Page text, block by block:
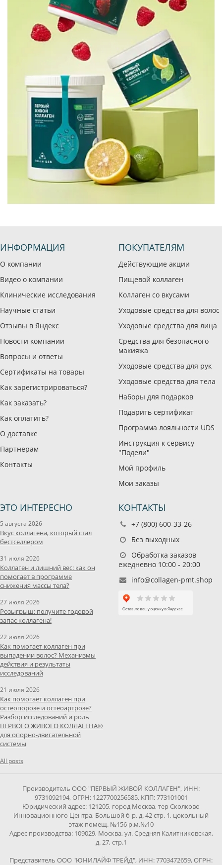
ИНФОРМАЦИЯ
О компании
Видео о компании
Клинические исследования
Научные статьи
Отзывы в Яндекс
Новости компании
Вопросы и ответы
Сертификаты на товары
Как зарегистрироваться?
Как заказать?
Как оплатить?
О доставке
Партнерам
Контакты
ПОКУПАТЕЛЯМ
Действующие акции
Пищевой коллаген
Коллаген со вкусами
Уходовые средства для волос
Уходовые средства для лица
Средства для безопасного
макияжа
Уходовые средства для рук
Уходовые средства для тела
Наборы для подарков
Подарить сертификат
Программа лояльности UDS
Инструкция к сервису
"Подели"
Мой профиль
Мои заказы
ЭТО ИНТЕРЕСНО
5 августа 2026
Вкус коллагена, который стал
бестселлером
31 июля 2026
Коллаген и лишний вес: как он
помогает в программе
снижения массы тела?
27 июля 2026
Розыгрыш: получите годовой
запас коллагена!
22 июля 2026
Как помогает коллаген при
выпадении волос? Механизмы
действия и результаты
исследований
21 июля 2026
Как помогает коллаген при
остеопорозе и остеоартрозе?
Разбор исследований и роль
ПЕРВОГО ЖИВОГО КОЛЛАГЕНА®
для опорно-двигательной
системы
All posts
КОНТАКТЫ
+7 (800) 600-33-26
Без выходных
Обработка заказов
ежедневно 10:00 - 20:00
info@collagen-pmt.shop
Производитель ООО "ПЕРВЫЙ ЖИВОЙ КОЛЛАГЕН", ИНН:
9731092194, ОГРН: 1227700256585, КПП: 773101001
Юридический адрес: 121205, город Москва, тер Сколково
Инновационного Центра, Большой б-р, д. 42 стр. 1, цокольный
этаж помещ. №156 р.м.№10
Адрес производства: 109029, Москва, ул. Средняя Калитниковская,
д. 27, стр.1
Представитель ООО "ЮНИЛАЙФ ТРЕЙД", ИНН: 7703472659, ОГРН: